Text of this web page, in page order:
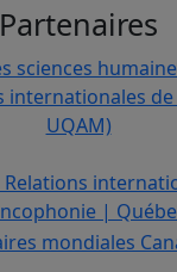
Partenaires